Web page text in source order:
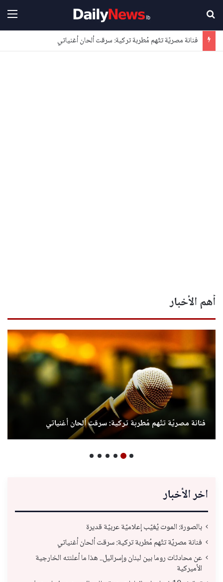
فنانة مصريّة تتّهم مُطربة تركية: سرقت ألحان أغنياتي
أهم الأخبار
فنانة مصريّة تتّهم مُطربة تركية: سرقت ألحان أغنياتي
اخر الأخبار
بالصورة: الموت يُغيّب إعلاميّة عربيّة قديرة
فنانة مصريّة تتّهم مُطربة تركية: سرقت ألحان أغنياتي
عن محادثات روما بين لبنان وإسرائيل.. هذا ما أعلنته الخارجية
الأميركية